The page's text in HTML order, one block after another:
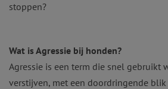
stoppen?
Wat is Agressie bij honden?
Agressie is een term die snel gebruikt
verstijven, met een doordringende